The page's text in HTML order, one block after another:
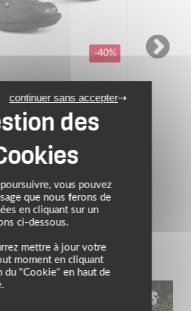
-40%
PROMOS
LADY BLEND
conseillé : 209.99 €
Marron
(2)
vous pouvez
que nous ferons de
en cliquant sur un
ci-dessous.
mettre à jour votre
moment en cliquant
du "Cookie" en haut de
continuer sans accepter